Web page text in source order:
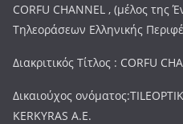
CORFU CHANNEL , (μέλος της
Τηλεοράσεων Ελληνικής
Διακριτικός Τίτλος : CORFU
Δικαιούχος
KERKYRAS A.E.